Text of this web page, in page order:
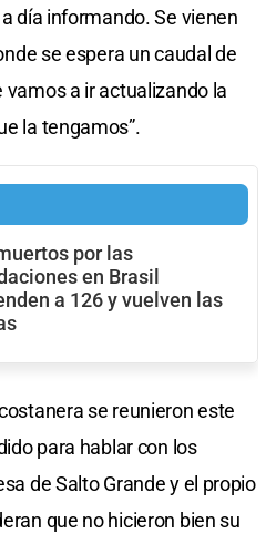
día informando. Se vienen
se espera un caudal de
a ir actualizando la
la tengamos”.
por las
en Brasil
a 126 y vuelven las
se reunieron este
para hablar con los
de Salto Grande y el propio
que no hicieron bien su